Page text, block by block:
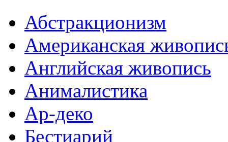
Абстракционизм
Американская
Английская живопись
Анималистика
Ар-деко
Бестиарий